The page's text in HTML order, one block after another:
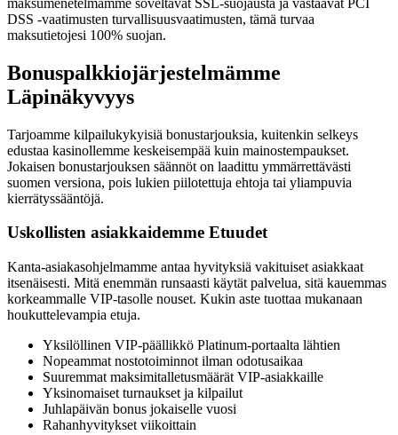
maksumenetelmämme soveltavat SSL-suojausta ja vastaavat PCI
DSS -vaatimusten turvallisuusvaatimusten, tämä turvaa
maksutietojesi 100% suojan.
Bonuspalkkiojärjestelmämme
Läpinäkyvyys
Tarjoamme kilpailukykyisiä bonustarjouksia, kuitenkin selkeys
edustaa kasinollemme keskeisempää kuin mainostempaukset.
Jokaisen bonustarjouksen säännöt on laadittu ymmärrettävästi
suomen versiona, pois lukien piilotettuja ehtoja tai yliampuvia
kierrätyssääntöjä.
Uskollisten asiakkaidemme Etuudet
Kanta-asiakasohjelmamme antaa hyvityksiä vakituiset asiakkaat
itsenäisesti. Mitä enemmän runsaasti käytät palvelua, sitä kauemmas
korkeammalle VIP-tasolle nouset. Kukin aste tuottaa mukanaan
houkuttelevampia etuja.
Yksilöllinen VIP-päällikkö Platinum-portaalta lähtien
Nopeammat nostotoiminnot ilman odotusaikaa
Suuremmat maksimitalletusmäärät VIP-asiakkaille
Yksinomaiset turnaukset ja kilpailut
Juhlapäivän bonus jokaiselle vuosi
Rahanhyvitykset viikoittain